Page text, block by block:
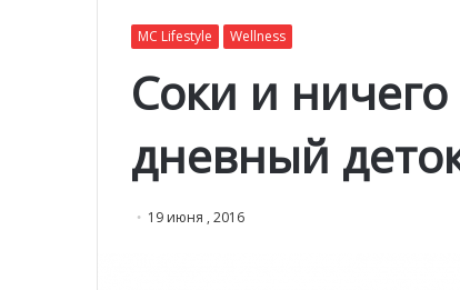
MC Lifestyle Wellness
Соки и
дневный
19 июня , 2016